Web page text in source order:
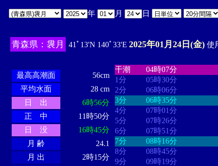
年 月 日
青森県：袰月 41ﾟ13'N 140ﾟ33'E 2025年01月24日(金) 使
最高高潮面
56cm
平均水面
28 cm
日 出
6時56分
正 中
11時50分
日 没
16時45分
月 齢
24.1
月 出
2時15分
干潮
04時07分
1分
05時30分
2分
06時06分
3分
06時35分
4分
07時01分
5分
07時26分
6分
07時51分
7分
08時16分
8分
08時45分
9分
09時19分